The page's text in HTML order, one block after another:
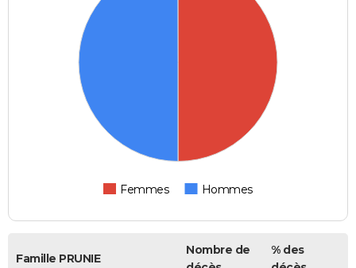
Femmes Hommes
Famille PRUNIE
Nombre de
% des